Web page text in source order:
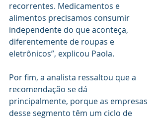
recorrentes. Medicamentos e
alimentos precisamos consumir
independente do que aconteça,
diferentemente de roupas e
eletrônicos”, explicou Paola.
Por fim, a analista ressaltou que a
recomendação se dá
principalmente, porque as empresas
desse segmento têm um ciclo de